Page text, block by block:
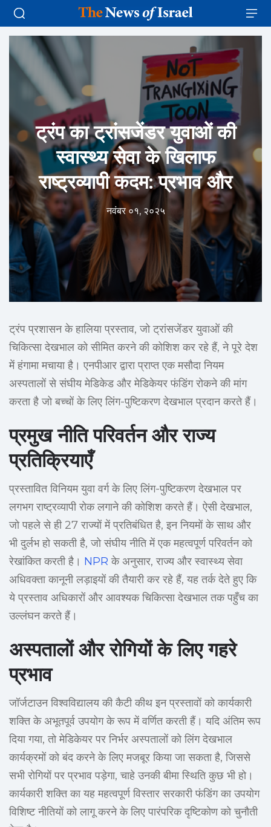
ट्रंप का ट्रांसजेंडर युवाओं की
स्वास्थ्य सेवा के खिलाफ
राष्ट्रव्यापी कदम: प्रभाव और
नवंबर ०१, २०२५
ट्रंप प्रशासन के हालिया प्रस्ताव, जो ट्रांसजेंडर युवाओं की
चिकित्सा देखभाल को सीमित करने की कोशिश कर रहे हैं, ने पूरे देश
में हंगामा मचाया है। एनपीआर द्वारा प्राप्त एक मसौदा नियम
अस्पतालों से संघीय मेडिकेड और मेडिकेयर फंडिंग रोकने की मांग
करता है जो बच्चों के लिए लिंग-पुष्टिकरण देखभाल प्रदान करते हैं।
प्रमुख नीति परिवर्तन और राज्य
प्रतिक्रियाएँ
प्रस्तावित विनियम युवा वर्ग के लिए लिंग-पुष्टिकरण देखभाल पर
लगभग राष्ट्रव्यापी रोक लगाने की कोशिश करते हैं। ऐसी देखभाल,
जो पहले से ही 27 राज्यों में प्रतिबंधित है, इन नियमों के साथ और
भी दुर्लभ हो सकती है, जो संघीय नीति में एक महत्वपूर्ण परिवर्तन को
रेखांकित करती है। NPR के अनुसार, राज्य और स्वास्थ्य सेवा
अधिवक्ता कानूनी लड़ाइयों की तैयारी कर रहे हैं, यह तर्क देते हुए कि
ये प्रस्ताव अधिकारों और आवश्यक चिकित्सा देखभाल तक पहुँच का
उल्लंघन करते हैं।
अस्पतालों और रोगियों के लिए गहरे
प्रभाव
जॉर्जटाउन विश्वविद्यालय की कैटी कीथ इन प्रस्तावों को कार्यकारी
शक्ति के अभूतपूर्व उपयोग के रूप में वर्णित करती हैं। यदि अंतिम रूप
दिया गया, तो मेडिकेयर पर निर्भर अस्पतालों को लिंग देखभाल
कार्यक्रमों को बंद करने के लिए मजबूर किया जा सकता है, जिससे
सभी रोगियों पर प्रभाव पड़ेगा, चाहे उनकी बीमा स्थिति कुछ भी हो।
कार्यकारी शक्ति का यह महत्वपूर्ण विस्तार सरकारी फंडिंग का उपयोग
विशिष्ट नीतियों को लागू करने के लिए पारंपरिक दृष्टिकोण को चुनौती